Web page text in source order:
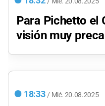
Para Pichetto el
visión muy
18:33 / Mié. 20.08.2025